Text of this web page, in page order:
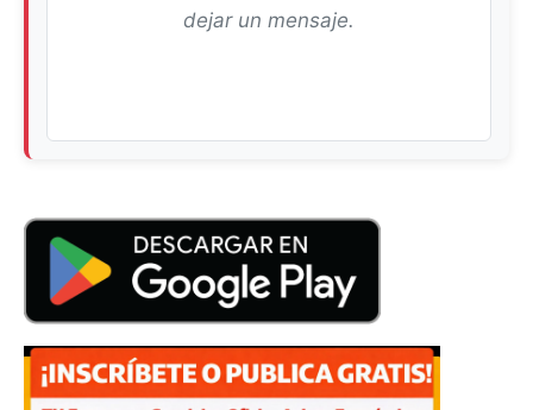
dejar un mensaje.